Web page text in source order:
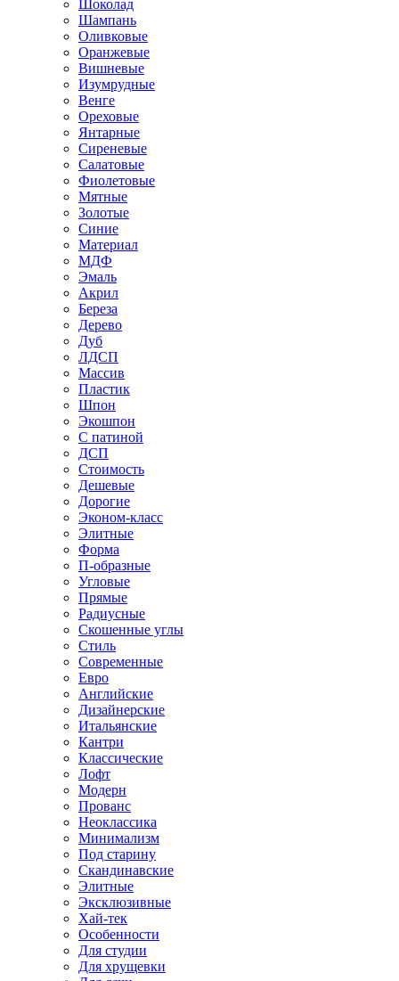
Шоколад
Шампань
Оливковые
Оранжевые
Вишневые
Изумрудные
Венге
Ореховые
Янтарные
Сиреневые
Салатовые
Фиолетовые
Мятные
Золотые
Синие
Материал
МДФ
Эмаль
Акрил
Береза
Дерево
Дуб
ЛДСП
Массив
Пластик
Шпон
Экошпон
С патиной
ДСП
Стоимость
Дешевые
Дорогие
Эконом-класс
Элитные
Форма
П-образные
Угловые
Прямые
Радиусные
Скошенные углы
Стиль
Современные
Евро
Английские
Дизайнерские
Итальянские
Кантри
Классические
Лофт
Модерн
Прованс
Неоклассика
Минимализм
Под старину
Скандинавские
Элитные
Эксклюзивные
Хай-тек
Особенности
Для студии
Для хрущевки